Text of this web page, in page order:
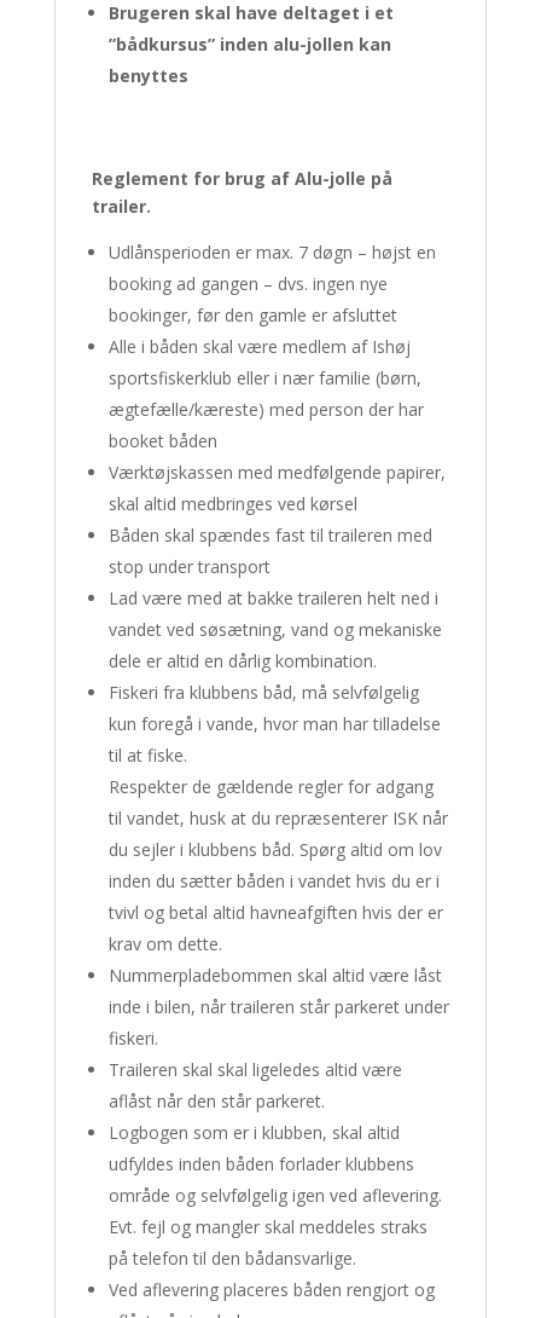
Brugeren skal have deltaget i et
”bådkursus” inden alu-jollen kan
benyttes
Reglement for brug af Alu-jolle på
trailer.
Udlånsperioden er max. 7 døgn – højst en
booking ad gangen – dvs. ingen nye
bookinger, før den gamle er afsluttet
Alle i båden skal være medlem af Ishøj
sportsfiskerklub eller i nær familie (børn,
ægtefælle/kæreste) med person der har
booket båden
Værktøjskassen med medfølgende papirer,
skal altid medbringes ved kørsel
Båden skal spændes fast til traileren med
stop under transport
Lad være med at bakke traileren helt ned i
vandet ved søsætning, vand og mekaniske
dele er altid en dårlig kombination.
Fiskeri fra klubbens båd, må selvfølgelig
kun foregå i vande, hvor man har tilladelse
til at fiske.
Respekter de gældende regler for adgang
til vandet, husk at du repræsenterer ISK når
du sejler i klubbens båd. Spørg altid om lov
inden du sætter båden i vandet hvis du er i
tvivl og betal altid havneafgiften hvis der er
krav om dette.
Nummerpladebommen skal altid være låst
inde i bilen, når traileren står parkeret under
fiskeri.
Traileren skal skal ligeledes altid være
aflåst når den står parkeret.
Logbogen som er i klubben, skal altid
udfyldes inden båden forlader klubbens
område og selvfølgelig igen ved aflevering.
Evt. fejl og mangler skal meddeles straks
på telefon til den bådansvarlige.
Ved aflevering placeres båden rengjort og